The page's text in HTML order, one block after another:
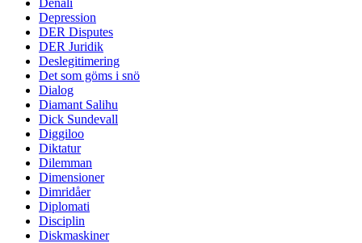
Depression
DER Disputes
DER Juridik
Deslegitimering
Det som göms i snö
Dialog
Diamant Salihu
Dick Sundevall
Diggiloo
Diktatur
Dilemman
Dimensioner
Dimridåer
Diplomati
Disciplin
Diskmaskiner